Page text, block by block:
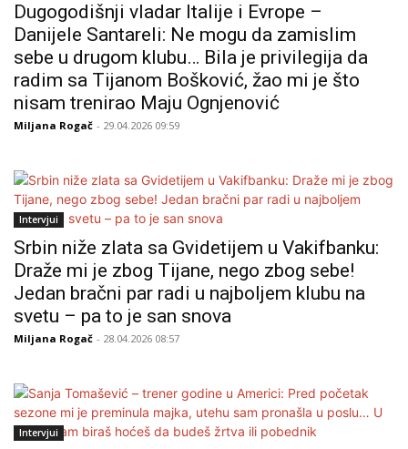
Dugogodišnji vladar Italije i Evrope –
Danijele Santareli: Ne mogu da zamislim
sebe u drugom klubu… Bila je privilegija da
radim sa Tijanom Bošković, žao mi je što
nisam trenirao Maju Ognjenović
Miljana Rogač - 29.04.2026 09:59
Intervjui
Srbin niže zlata sa Gvidetijem u Vakifbanku:
Draže mi je zbog Tijane, nego zbog sebe!
Jedan bračni par radi u najboljem klubu na
svetu – pa to je san snova
Miljana Rogač - 28.04.2026 08:57
Intervjui